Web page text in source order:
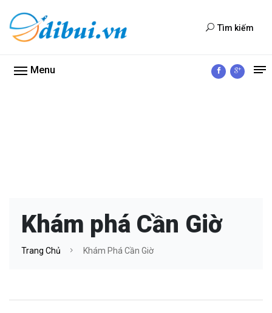
Tìm kiếm
Menu
Khám phá Cần Giờ
Trang Chủ Khám Phá Cần Giờ